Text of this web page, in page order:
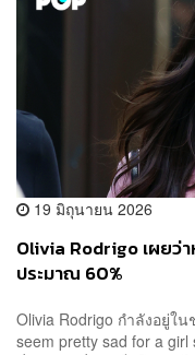
19 มิถุนายน 2026
Olivia Rodrigo เผยว่
ประมาณ 60%
Olivia Rodrigo กำลังอยู่ใ
seem pretty sad for a